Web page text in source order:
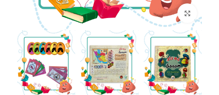
بزرگنمایی تصویر